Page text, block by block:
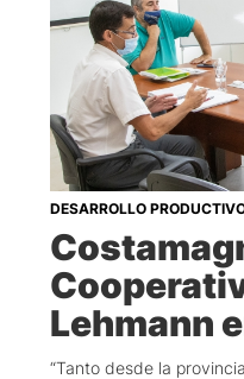
DESARROLLO
Lehmann
“Tanto desde la